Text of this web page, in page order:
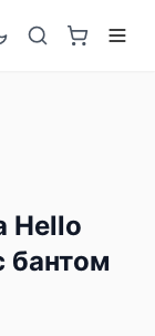
Hello
бантом